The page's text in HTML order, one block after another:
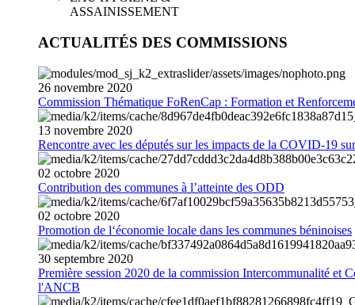
ASSAINISSEMENT
ACTUALITÉS DES COMMISSIONS
26 novembre 2020
Commission Thématique FoRenCap : Formation et
13 novembre 2020
Rencontre avec les députés sur les impacts de la COVID-19
02 octobre 2020
Contribution des communes à l’atteinte des ODD
02 octobre 2020
Promotion de l‘économie locale dans les communes béninoises
30 septembre 2020
Première session 2020 de la commission Intercommunalité et
l'ANCB